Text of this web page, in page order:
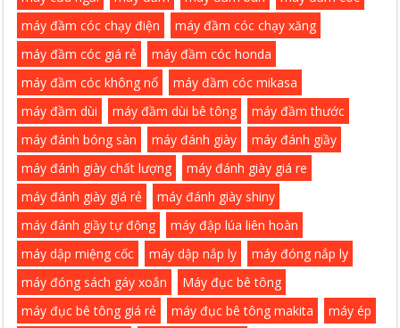
máy đầm cóc chạy điện
máy đầm cóc chạy xăng
máy đầm cóc giá rẻ
máy đầm cóc honda
máy đầm cóc không nổ
máy đầm cóc mikasa
máy đầm dùi
máy đầm dùi bê tông
máy đầm thước
máy đánh bóng sàn
máy đánh giày
máy đánh giầy
máy đánh giày chất lượng
máy đánh giày giá re
máy đánh giày giá rẻ
máy đánh giày shiny
máy đánh giầy tự động
máy đập lúa liên hoàn
máy dập miệng cốc
máy dập nắp ly
máy đóng nắp ly
máy đóng sách gáy xoắn
Máy đục bê tông
máy đục bê tông giá rẻ
máy đục bê tông makita
máy ép